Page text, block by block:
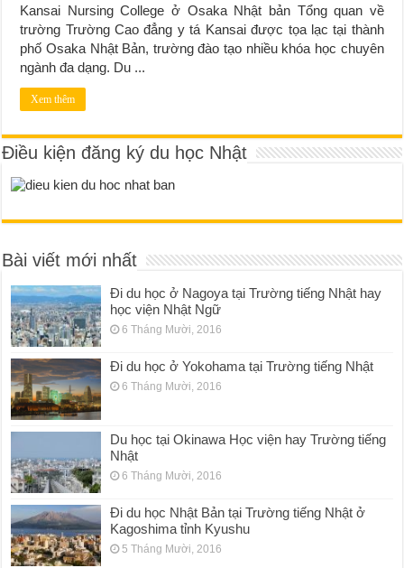
Kansai Nursing College ở Osaka Nhật bản Tổng quan về
trường Trường Cao đẳng y tá Kansai được tọa lạc tại thành
phố Osaka Nhật Bản, trường đào tạo nhiều khóa học chuyên
ngành đa dạng. Du ...
Xem thêm
Điều kiện đăng ký du học Nhật
Bài viết mới nhất
Đi du học ở Nagoya tại Trường tiếng Nhật hay
học viện Nhật Ngữ
6 Tháng Mười, 2016
Đi du học ở Yokohama tại Trường tiếng Nhật
6 Tháng Mười, 2016
Du học tại Okinawa Học viện hay Trường tiếng
Nhật
6 Tháng Mười, 2016
Đi du học Nhật Bản tại Trường tiếng Nhật ở
Kagoshima tỉnh Kyushu
5 Tháng Mười, 2016